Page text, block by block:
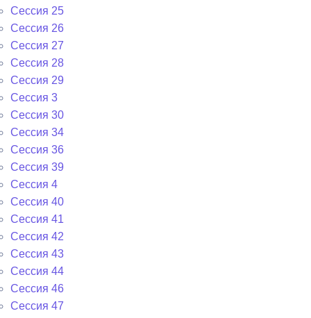
Сессия 25
Сессия 26
Сессия 27
Сессия 28
Сессия 29
Сессия 3
Сессия 30
Сессия 34
Сессия 36
Сессия 39
Сессия 4
Сессия 40
Сессия 41
Сессия 42
Сессия 43
Сессия 44
Сессия 46
Сессия 47